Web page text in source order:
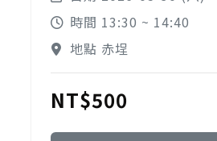
時間 13:30 ~ 14:40
地點 赤埕
NT$500